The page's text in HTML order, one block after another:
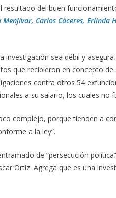
del buen
Carlos Cáceres, Erlinda
sea débil y
que recibieron en concepto de
contra otros 54
a su salario, los cuales no
complejo, porque tienden a
a la ley”.
de “persecución
Ortiz. Agrega que es una